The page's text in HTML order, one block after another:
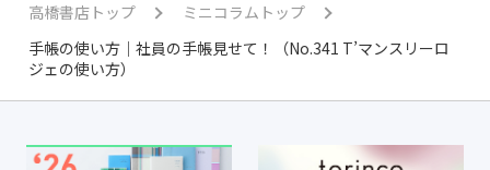
高橋書店トップ
ミニコラムトップ
手帳の使い方｜社員の手帳見せて！（No.341 T’マンスリーロ
ジェの使い方）